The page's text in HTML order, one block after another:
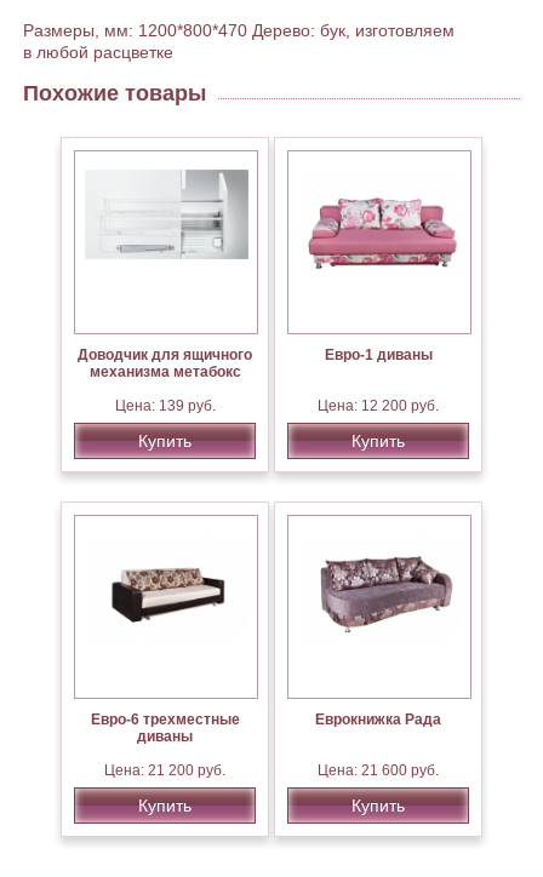
Размеры, мм: 1200*800*470 Дерево: бук, изготовляем
в любой расцветке
Похожие товары
Доводчик для ящичного
механизма метабокс
Цена: 139 руб.
Купить
Евро-1 диваны
Цена: 12 200 руб.
Купить
Евро-6 трехместные
диваны
Цена: 21 200 руб.
Купить
Еврокнижка Рада
Цена: 21 600 руб.
Купить